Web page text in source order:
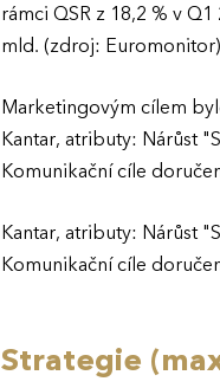
rámci QSR z 18,2 % v
mld. (zdroj:
Marketingovým cílem
Kantar, atributy: Nárůst
Komunikační cíle
Kantar, atributy: Nárůst
Komunikační cíle
Strategie